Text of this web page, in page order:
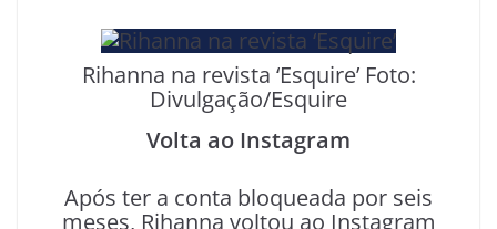
Rihanna na revista ‘Esquire’ Foto:
Divulgação/Esquire
Volta ao Instagram
Após ter a conta bloqueada por seis
meses, Rihanna voltou ao Instagram